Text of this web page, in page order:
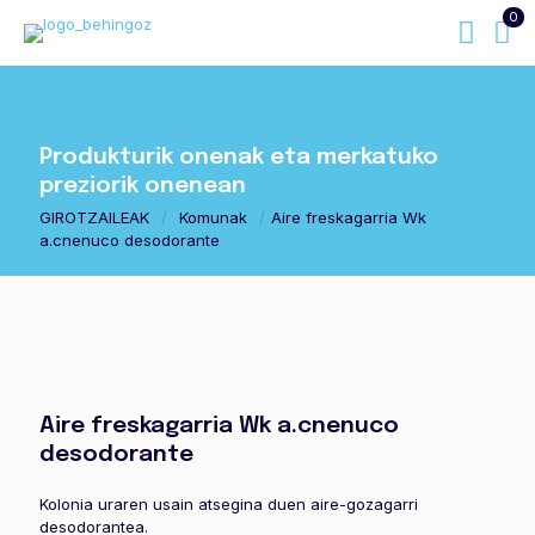
0
Produkturik onenak eta merkatuko
preziorik onenean
GIROTZAILEAK / Komunak / Aire freskagarria Wk
a.cnenuco desodorante
Aire freskagarria Wk a.cnenuco
desodorante
Kolonia uraren usain atsegina duen aire-gozagarri
desodorantea.